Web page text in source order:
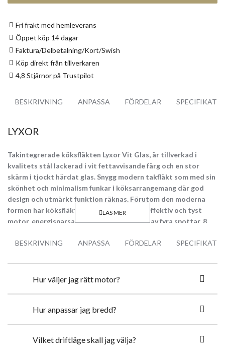
Fri frakt med hemleverans
Öppet köp 14 dagar
Faktura/Delbetalning/Kort/Swish
Köp direkt från tillverkaren
4,8 Stjärnor på Trustpilot
BESKRIVNING ANPASSA FÖRDELAR
LYXOR
Takintegrerade köksfläkten Lyxor Vit Glas, är tillverkad i
kvalitets stål lackerad i vit fettavvisande färg och en stor
skärm i tjockt härdat glas. Snygg modern takfläkt som med sin
skönhet och minimalism funkar i köksarrangemang där god
design och utmärkt funktion räknas. Förutom den moderna
formen har köksfläkten utrustats med en effektiv och tyst
motor, energisparsam LED belysning i form av fyra spottar, 8
takintegrerade köksfläkt är den avtagbara motorn som kan
tack vare detta arbeta med ljudlös drift i köket. Takfläkten
Lyxor är tillgänglig i bredd: 90 cm och 120 cm.
BESKRIVNING ANPASSA FÖRDELAR
Hur väljer jag rätt motor?
Hur anpassar jag bredd?
Vilket driftläge skall jag välja?